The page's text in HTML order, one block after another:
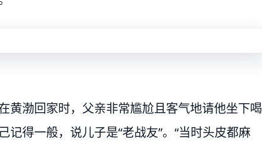
黄渤回家时，父亲非常尴尬且客气地请他坐下喝
得一般，说儿子是“老战友”。“当时头皮都麻